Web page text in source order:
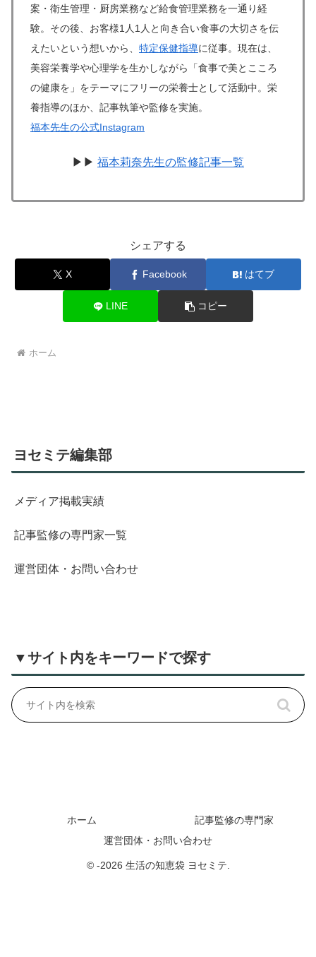
案・衛生管理・厨房業務など給食管理業務を一通り経
験。その後、お客様1人1人と向き合い食事の大切さを伝
えたいという想いから、 特定保健指導に従事。現在は、
美容栄養学や心理学を生かしながら「食事で美とこころ
の健康を」をテーマにフリーの栄養士として活動中。栄
養指導のほか、記事執筆や監修を実施。
福本先生の公式Instagram
▶▶ 福本莉奈先生の監修記事一覧
シェアする
X Facebook はてブ
LINE コピー
ホーム
ヨセミテ編集部
メディア掲載実績
記事監修の専門家一覧
運営団体・お問い合わせ
▼サイト内をキーワードで探す
ホーム
記事監修の専門家
運営団体・お問い合わせ
© -2026 生活の知恵袋 ヨセミテ.